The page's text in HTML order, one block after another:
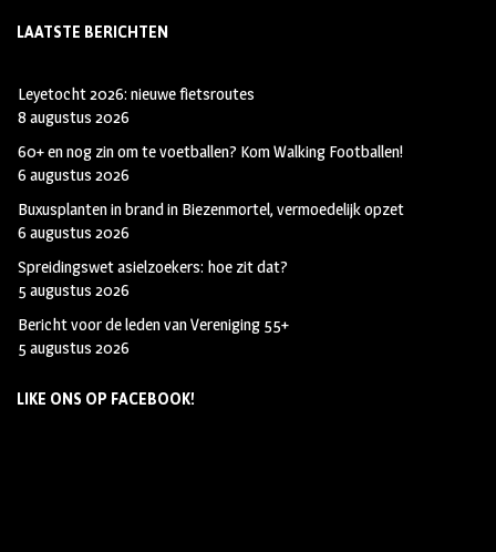
LAATSTE BERICHTEN
Leyetocht 2026: nieuwe fietsroutes
8 augustus 2026
60+ en nog zin om te voetballen? Kom Walking Footballen!
6 augustus 2026
Buxusplanten in brand in Biezenmortel, vermoedelijk opzet
6 augustus 2026
Spreidingswet asielzoekers: hoe zit dat?
5 augustus 2026
Bericht voor de leden van Vereniging 55+
5 augustus 2026
LIKE ONS OP FACEBOOK!